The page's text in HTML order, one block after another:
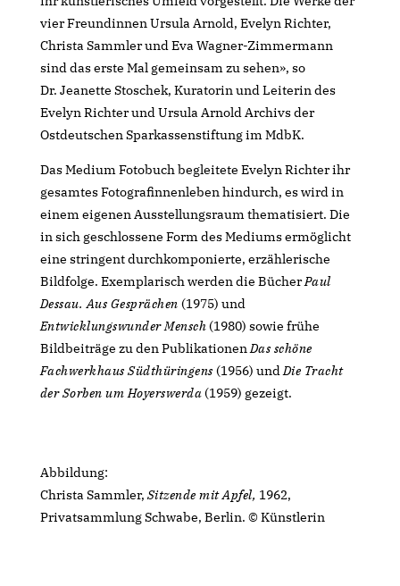
vier Freundinnen Ursula Arnold, Evelyn Richter,
Christa Sammler und Eva Wagner-Zimmermann
sind das erste Mal gemeinsam zu sehen», so
Dr. Jeanette Stoschek, Kuratorin und Leiterin des
Evelyn Richter und Ursula Arnold Archivs der
Ostdeutschen Sparkassenstiftung im MdbK.
Das Medium Fotobuch begleitete Evelyn Richter ihr
gesamtes Fotografinnenleben hindurch, es wird in
einem eigenen Ausstellungsraum thematisiert. Die
in sich geschlossene Form des Mediums ermöglicht
eine stringent durchkomponierte, erzählerische
Bildfolge. Exemplarisch werden die BücherPaul
Dessau. Aus Gesprächen (1975) und
Entwicklungswunder Mensch(1980) sowie frühe
Bildbeiträge zu den Publikationen Das schöne
Fachwerkhaus Südthüringens (1956) und Die Tracht
der Sorben um Hoyerswerda(1959) gezeigt.
Abbildung:
Christa Sammler, Sitzende mit Apfel, 1962,
Privatsammlung Schwabe, Berlin. © Künstlerin